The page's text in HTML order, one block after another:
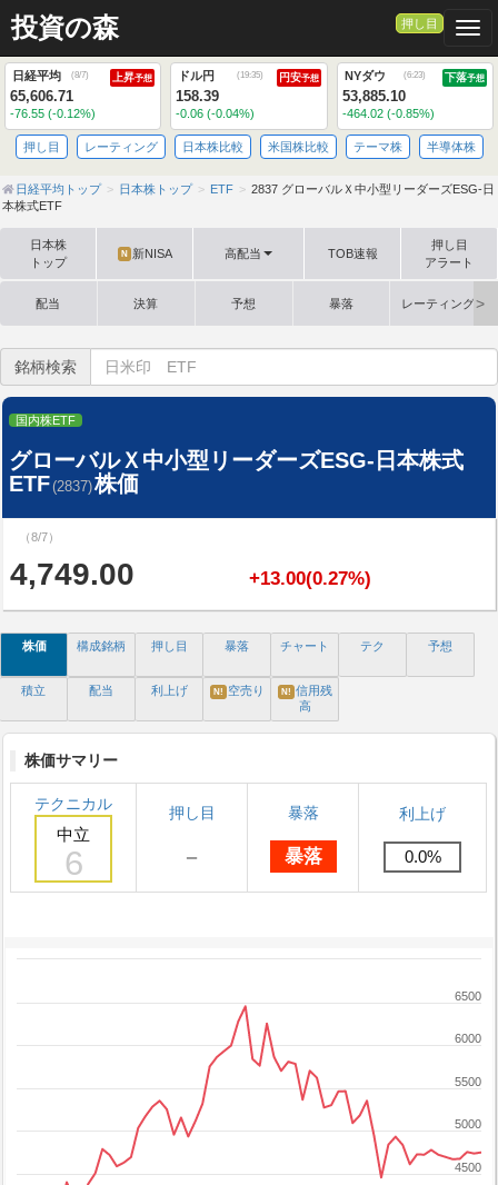
投資の森 押し目
日経平均 (8/7) 上昇予想
65,606.71
-76.55 (-0.12%)
ドル円 (19:35) 円安予想
158.39
-0.06 (-0.04%)
NYダウ (6:23) 下落予想
53,885.10
-464.02 (-0.85%)
押し目 レーティング 日本株比較 米国株比較 テーマ株 半導体株
日経平均トップ 日本株トップ ETF
2837 グローバルＸ中小型リーダーズESG-日
本株式ETF
日本株
トップ
N 新NISA 高配当 TOB速報
押し目
アラート
配当 決算 予想 暴落 レーティング格
銘柄検索
国内株ETF
グローバルＸ中小型リーダーズESG-日本株式
ETF(2837)株価
（8/7）
4,749.00 +13.00(0.27%)
株価 構成銘柄 押し目 暴落 チャート テク 予想
積立 配当 利上げ N! 空売り N! 信用残
高
株価サマリー
テクニカル
中立
6
押し目
－
暴落
暴落
利上げ
0.0%
4500
5000
5500
6000
6500